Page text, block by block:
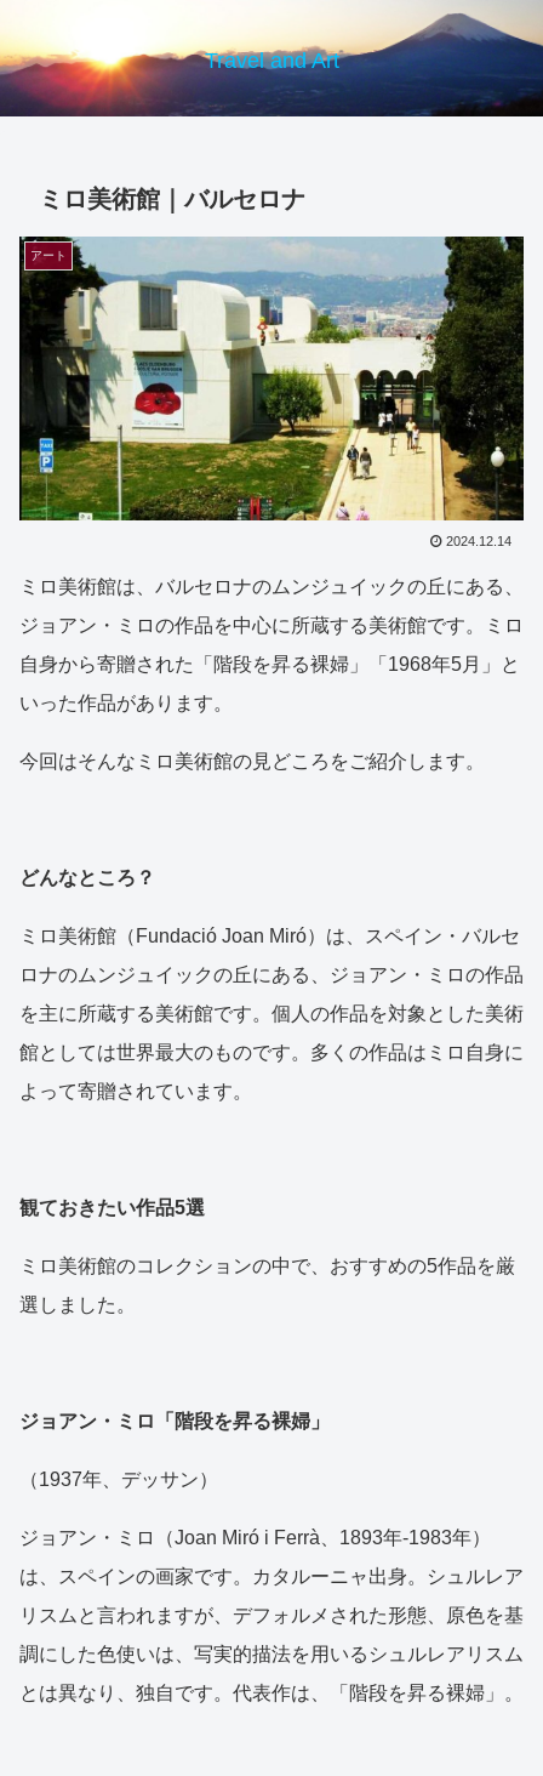
Travel and Art
ミロ美術館｜バルセロナ
アート
2024.12.14
ミロ美術館は、バルセロナのムンジュイックの丘にある、
ジョアン・ミロの作品を中心に所蔵する美術館です。ミロ
自身から寄贈された「階段を昇る裸婦」「1968年5月」と
いった作品があります。
今回はそんなミロ美術館の見どころをご紹介します。
どんなところ？
ミロ美術館（Fundació Joan Miró）は、スペイン・バルセ
ロナのムンジュイックの丘にある、ジョアン・ミロの作品
を主に所蔵する美術館です。個人の作品を対象とした美術
館としては世界最大のものです。多くの作品はミロ自身に
よって寄贈されています。
観ておきたい作品5選
ミロ美術館のコレクションの中で、おすすめの5作品を厳
選しました。
ジョアン・ミロ「階段を昇る裸婦」
（1937年、デッサン）
ジョアン・ミロ（Joan Miró i Ferrà、1893年-1983年）
は、スペインの画家です。カタルーニャ出身。シュルレア
リスムと言われますが、デフォルメされた形態、原色を基
調にした色使いは、写実的描法を用いるシュルレアリスム
とは異なり、独自です。代表作は、「階段を昇る裸婦」。